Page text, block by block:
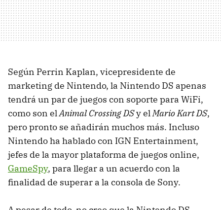
Según Perrin Kaplan, vicepresidente de
marketing de Nintendo, la Nintendo DS apenas
tendrá un par de juegos con soporte para WiFi,
como son elAnimal Crossing DSy elMario Kart DS,
pero pronto se añadirán muchos más. Incluso
Nintendo ha hablado con IGN Entertainment,
jefes de la mayor plataforma de juegos online,
GameSpy, para llegar a un acuerdo con la
finalidad de superar a la consola de Sony.